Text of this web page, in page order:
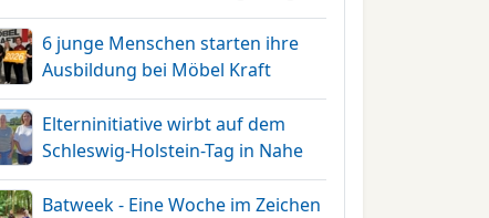
6 junge Menschen starten ihre
Ausbildung bei Möbel Kraft
Elterninitiative wirbt auf dem
Schleswig-Holstein-Tag in Nahe
Batweek - Eine Woche im Zeichen